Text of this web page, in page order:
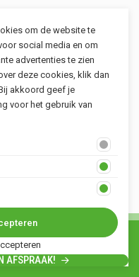
44
AFSPRAAK!
Postmus.nl - Het buitenleven •
statement•Sitemap
om de website te
social media en om
advertenties te zien
deze cookies, klik dan
akkoord geef je
voor het gebruik van